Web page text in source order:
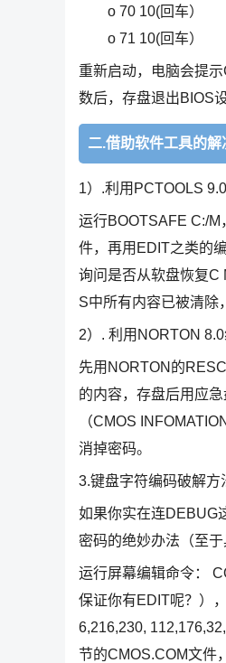
o 70 10(回车）
o 71 10(回车）
重新启动，电脑会提
数后，存盘退出BIOS
二.借助软件工具的
1）.利用PCTOOLS
运行BOOTSAFE C:/
件，再用EDIT之类的
询问是否从软盘恢复C
S中所有内容已被清除
2）. 利用NORTON
先用NORTON的
的内容，存盘后用应
（CMOS
消掉密码。
3.键盘字符编码破解方
如果你实在连DEBUG
密码的绝妙办法（至
运行屏幕编辑命令：
保证你有EDIT呢？）
6,216,230,
节的CMOS.COM文件